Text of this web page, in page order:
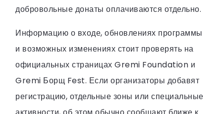
добровольные донаты оплачиваются отдельно.
Информацию о входе, обновлениях программы
и возможных изменениях стоит проверять на
официальных страницах Gremi Foundation и
Gremi Борщ Fest. Если организаторы добавят
регистрацию, отдельные зоны или специальные